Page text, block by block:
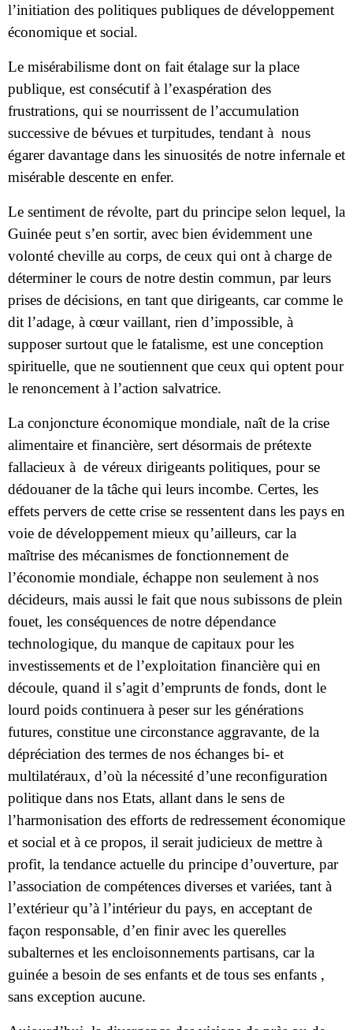
l’initiation des politiques publiques de développement
économique et social.
Le misérabilisme dont on fait étalage sur la place
publique, est consécutif à l’exaspération des
frustrations, qui se nourrissent de l’accumulation
successive de bévues et turpitudes, tendant à nous
égarer davantage dans les sinuosités de notre infernale et
misérable descente en enfer.
Le sentiment de révolte, part du principe selon lequel, la
Guinée peut s’en sortir, avec bien évidemment une
volonté cheville au corps, de ceux qui ont à charge de
déterminer le cours de notre destin commun, par leurs
prises de décisions, en tant que dirigeants, car comme le
dit l’adage, à cœur vaillant, rien d’impossible, à
supposer surtout que le fatalisme, est une conception
spirituelle, que ne soutiennent que ceux qui optent pour
le renoncement à l’action salvatrice.
La conjoncture économique mondiale, naît de la crise
alimentaire et financière, sert désormais de prétexte
fallacieux à de véreux dirigeants politiques, pour se
dédouaner de la tâche qui leurs incombe. Certes, les
effets pervers de cette crise se ressentent dans les pays en
voie de développement mieux qu’ailleurs, car la
maîtrise des mécanismes de fonctionnement de
l’économie mondiale, échappe non seulement à nos
décideurs, mais aussi le fait que nous subissons de plein
fouet, les conséquences de notre dépendance
technologique, du manque de capitaux pour les
investissements et de l’exploitation financière qui en
découle, quand il s’agit d’emprunts de fonds, dont le
lourd poids continuera à peser sur les générations
futures, constitue une circonstance aggravante, de la
dépréciation des termes de nos échanges bi- et
multilatéraux, d’où la nécessité d’une reconfiguration
politique dans nos Etats, allant dans le sens de
l’harmonisation des efforts de redressement économique
et social et à ce propos, il serait judicieux de mettre à
profit, la tendance actuelle du principe d’ouverture, par
l’association de compétences diverses et variées, tant à
l’extérieur qu’à l’intérieur du pays, en acceptant de
façon responsable, d’en finir avec les querelles
subalternes et les encloisonnements partisans, car la
guinée a besoin de ses enfants et de tous ses enfants ,
sans exception aucune.